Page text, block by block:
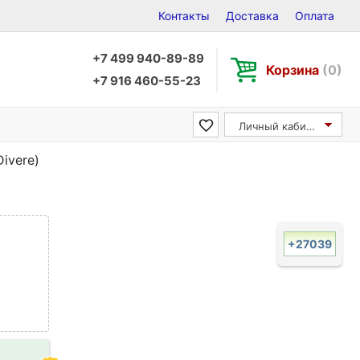
Контакты Доставка Оплата
+7 499 940-89-89
+7 916 460-55-23
Корзина (0)
Личный кабинет
+27039